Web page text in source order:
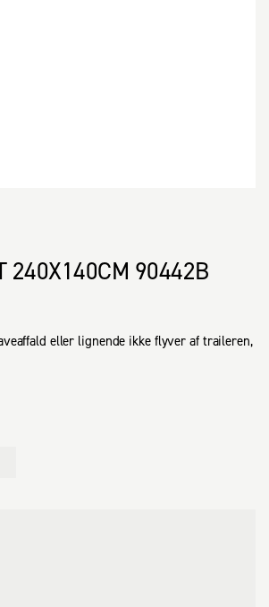
240X140CM 90442B
eller lignende ikke flyver af traileren,